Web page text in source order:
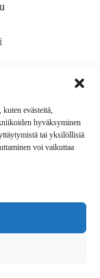
evästeitä,
hyväksyminen
tai yksilöllisiä
voi vaikuttaa